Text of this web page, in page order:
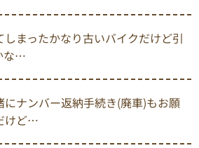
しまったかなり古いバイクだけど引
な…
にナンバー返納手続き(廃車)もお願
けど…